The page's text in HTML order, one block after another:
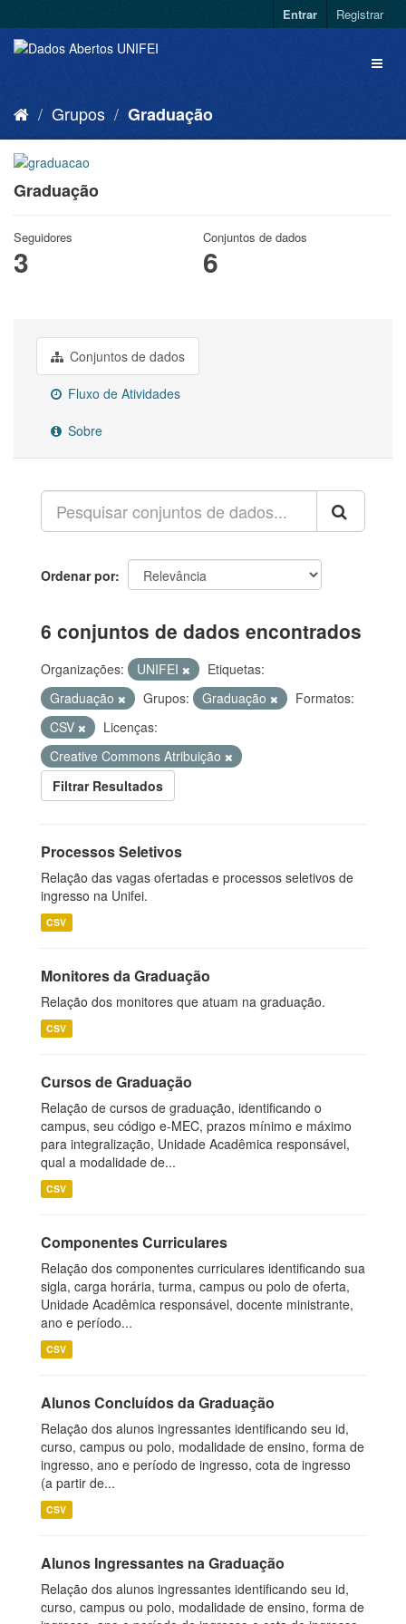
Entrar Registrar
Grupos Graduação
Graduação
Seguidores
3
Conjuntos de dados
6
Conjuntos de dados
Fluxo de Atividades
Sobre
Ordenar por
6 conjuntos de dados encontrados
Organizações: UNIFEI
Etiquetas:
Graduação
Grupos: Graduação
Formatos:
CSV
Licenças:
Creative Commons Atribuição
Filtrar Resultados
Processos Seletivos
Relação das vagas ofertadas e processos seletivos de
ingresso na Unifei.
CSV
Monitores da Graduação
Relação dos monitores que atuam na graduação.
CSV
Cursos de Graduação
Relação de cursos de graduação, identificando o
campus, seu código e-MEC, prazos mínimo e máximo
para integralização, Unidade Acadêmica responsável,
qual a modalidade de...
CSV
Componentes Curriculares
Relação dos componentes curriculares identificando sua
sigla, carga horária, turma, campus ou polo de oferta,
Unidade Acadêmica responsável, docente ministrante,
ano e período...
CSV
Alunos Concluídos da Graduação
Relação dos alunos ingressantes identificando seu id,
curso, campus ou polo, modalidade de ensino, forma de
ingresso, ano e período de ingresso, cota de ingresso
(a partir de...
CSV
Alunos Ingressantes na Graduação
Relação dos alunos ingressantes identificando seu id,
curso, campus ou polo, modalidade de ensino, forma de